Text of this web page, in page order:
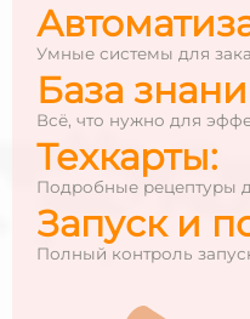
Умные системы для
База
Всё, что нужно для
Техкарты:
Подробные рецептуры
Запуск и
Полный контроль